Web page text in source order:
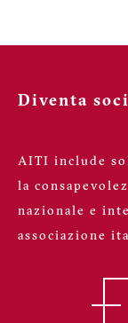
Diventa
AITI include
la
nazionale e
associazione